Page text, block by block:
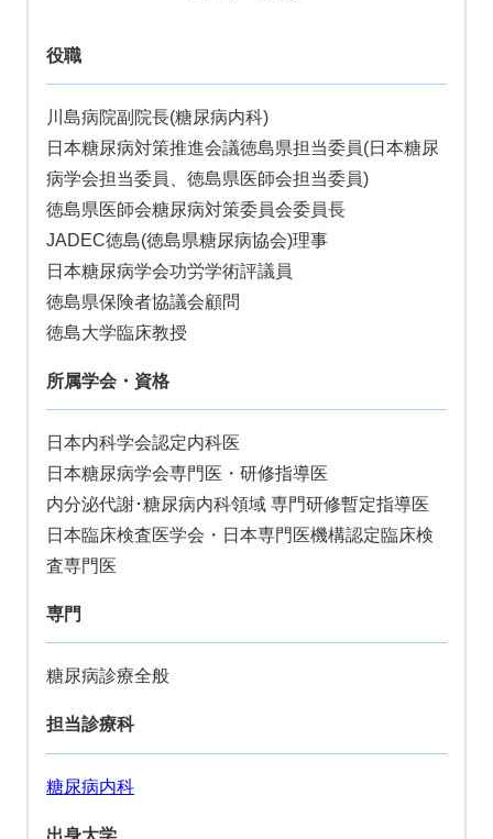
役職
川島病院副院長(糖尿病内科)
日本糖尿病対策推進会議徳島県担当委員(日本糖尿
病学会担当委員、徳島県医師会担当委員)
徳島県医師会糖尿病対策委員会委員長
JADEC徳島(徳島県糖尿病協会)理事
日本糖尿病学会功労学術評議員
徳島県保険者協議会顧問
徳島大学臨床教授
所属学会・資格
日本内科学会認定内科医
日本糖尿病学会専門医・研修指導医
内分泌代謝･糖尿病内科領域 専門研修暫定指導医
日本臨床検査医学会・日本専門医機構認定臨床検
査専門医
専門
糖尿病診療全般
担当診療科
糖尿病内科
出身大学